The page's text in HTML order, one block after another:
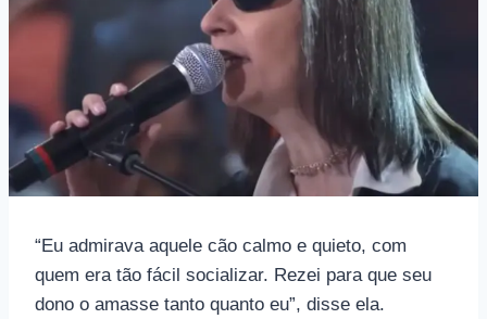
“Eu admirava aquele cão calmo e quieto, com
quem era tão fácil socializar. Rezei para que seu
dono o amasse tanto quanto eu”, disse ela.